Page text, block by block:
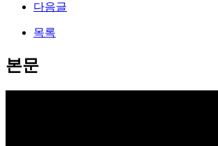
다음글
목록
본문